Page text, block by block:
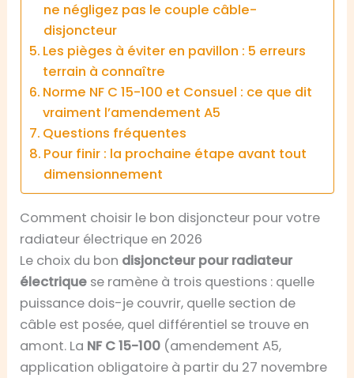
ne négligez pas le couple câble-
disjoncteur
Les pièges à éviter en pavillon : 5 erreurs
terrain à connaître
Norme NF C 15-100 et Consuel : ce que dit
vraiment l’amendement A5
Questions fréquentes
Pour finir : la prochaine étape avant tout
dimensionnement
Comment choisir le bon disjoncteur pour votre
radiateur électrique en 2026
Le choix du bon disjoncteur pour radiateur
électrique se ramène à trois questions : quelle
puissance dois-je couvrir, quelle section de
câble est posée, quel différentiel se trouve en
amont. La NF C 15-100 (amendement A5,
application obligatoire à partir du 27 novembre